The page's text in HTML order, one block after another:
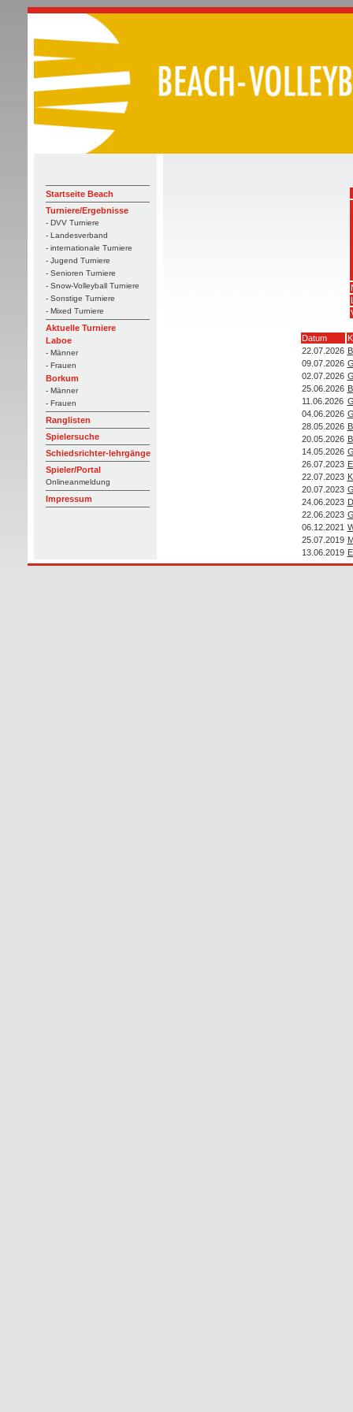
Startseite Beach
Turniere/Ergebnisse
- DVV Turniere
- Landesverband
- internationale Turniere
- Jugend Turniere
- Senioren Turniere
- Snow-Volleyball Turniere
- Sonstige Turniere
- Mixed Turniere
Aktuelle Turniere
Laboe
- Männer
- Frauen
Borkum
- Männer
- Frauen
Ranglisten
Spielersuche
Schiedsrichter-lehrgänge
Spieler/Portal
Onlineanmeldung
Impressum
Datum
22.07.2026
09.07.2026
02.07.2026
25.06.2026
11.06.2026
04.06.2026
28.05.2026
20.05.2026
14.05.2026
26.07.2023
22.07.2023
20.07.2023
24.06.2023
22.06.2023
06.12.2021
25.07.2019
13.06.2019